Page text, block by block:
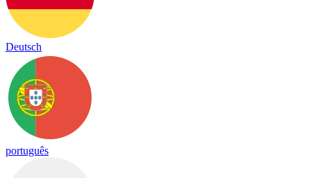
Deutsch
português